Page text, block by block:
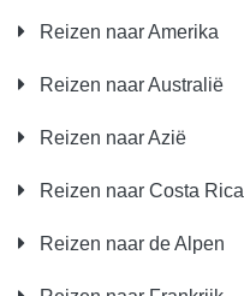
Reizen naar Amerika
Reizen naar Australië
Reizen naar Azië
Reizen naar Costa Rica
Reizen naar de Alpen